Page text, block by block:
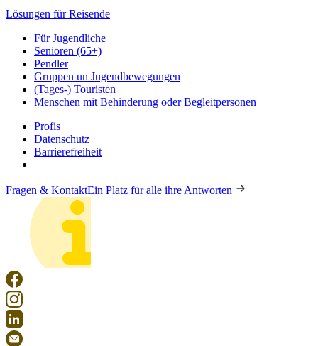
Lösungen für Reisende
Für Jugendliche
Senioren (65+)
Pendler
Gruppen un Jugendbewegungen
(Tages-) Touristen
Menschen mit Behinderung oder Begleitpersonen
Profis
Datenschutz
Barrierefreiheit
Fragen & KontaktEin Platz für alle ihre Antworten